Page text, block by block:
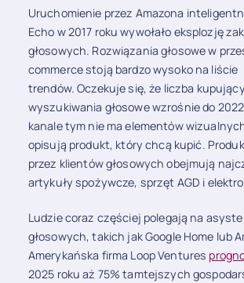
Uruchomienie przez Amazona
Echo w 2017 roku wywołało eksplozję
głosowych. Rozwiązania głosowe w
commerce stoją bardzo wysoko na liście
trendów. Oczekuje się, że liczba
wyszukiwania głosowe wzrośnie do
kanale tym nie ma elementów
opisują produkt, który chcą kupić.
przez klientów głosowych obejmują
artykuły spożywcze, sprzęt AGD i
Ludzie coraz częściej polegają na
głosowych, takich jak Google Home lub
Amerykańska firma Loop Ventures
2025 roku aż 75% tamtejszych